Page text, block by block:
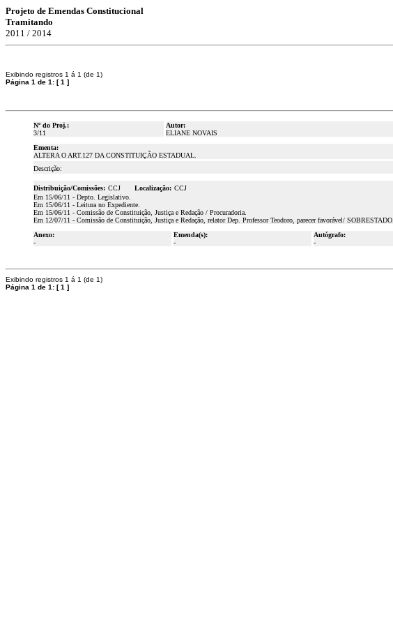
Projeto de Emendas Constitucional
Tramitando
2011 / 2014
Exibindo registros 1 á 1 (de 1)
Página 1 de 1: [1 ]
Nº do Proj.:
3/11
Autor:
ELIANE NOVAIS
Ementa:
ALTERA O ART.127 DA CONSTITUIÇÃO ESTADUAL.
Descrição:
Distribuição/Comissões: CCJ Localização: CCJ
Em 15/06/11 - Depto. Legislativo.
Em 15/06/11 - Leitura no Expediente.
Em 15/06/11 - Comissão de Constituição, Justiça e Redação / Procuradoria.
Em 12/07/11 - Comissão de Constituição, Justiça e Redação, relator Dep. Professor Teodoro, parecer favorável/ SOBRESTADO.
Anexo:
-
Emenda(s):
-
Autógrafo:
-
Exibindo registros 1 á 1 (de 1)
Página 1 de 1: [1 ]